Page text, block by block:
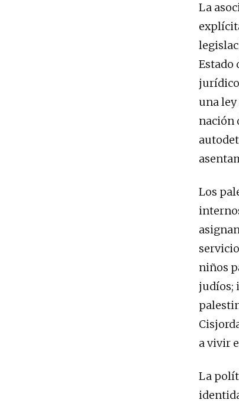
La
Estado
jurídico
una
nación
Los
niños
judíos;
a vivir
La